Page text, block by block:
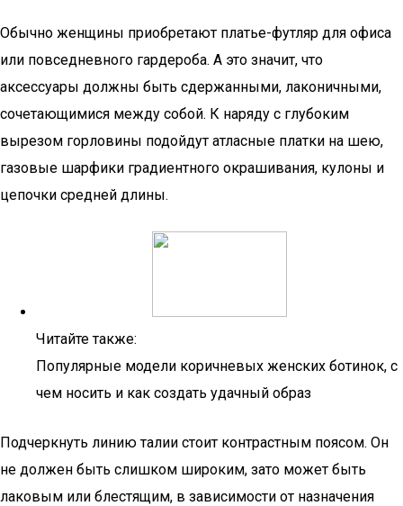
Обычно женщины приобретают платье-футляр для офиса
или повседневного гардероба. А это значит, что
аксессуары должны быть сдержанными, лаконичными,
сочетающимися между собой. К наряду с глубоким
вырезом горловины подойдут атласные платки на шею,
газовые шарфики градиентного окрашивания, кулоны и
цепочки средней длины.
Читайте также:
Популярные модели коричневых женских ботинок, с
чем носить и как создать удачный образ
Подчеркнуть линию талии стоит контрастным поясом. Он
не должен быть слишком широким, зато может быть
лаковым или блестящим, в зависимости от назначения